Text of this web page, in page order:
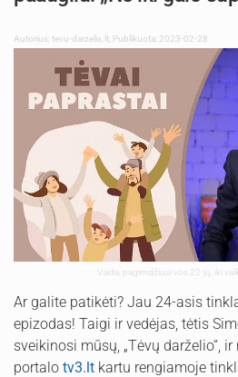
Autorius:tevu-darzelis.lt Publikuota: 2023-02-28
Vaida, pagimdžiusi vos 22-jų, iki
Ar galite patikėti? Jau 24-asis
epizodas! Taigi ir vedėjas, tėtis
sveikinosi mūsų, „Tėvų darželio“,
portalo tv3.lt kartu rengiamoje